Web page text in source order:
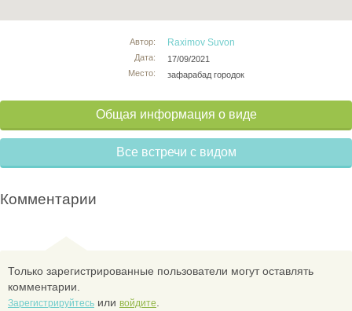
Автор:
Дата:
Место:
Raximov Suvon
17/09/2021
зафарабад городок
Общая информация о виде
Все встречи с видом
Комментарии
Только зарегистрированные пользователи могут оставлять
комментарии.
Зарегистрируйтесь или войдите